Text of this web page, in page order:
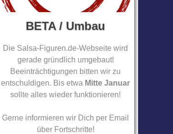
BETA / Umbau
Die Salsa-Figuren.de-Webseite wird
gerade gründlich umgebaut!
Beeinträchtigungen bitten wir zu
entschuldigen. Bis etwa Mitte Januar
sollte alles wieder funktionieren!
Gerne informieren wir Dich per Email
über Fortschritte!